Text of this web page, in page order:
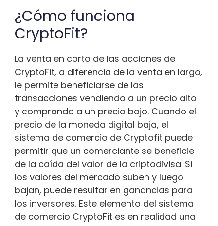
¿Cómo funciona
CryptoFit?
La venta en corto de las acciones de
CryptoFit, a diferencia de la venta en largo,
le permite beneficiarse de las
transacciones vendiendo a un precio alto
y comprando a un precio bajo. Cuando el
precio de la moneda digital baja, el
sistema de comercio de Cryptofit puede
permitir que un comerciante se beneficie
de la caída del valor de la criptodivisa. Si
los valores del mercado suben y luego
bajan, puede resultar en ganancias para
los inversores. Este elemento del sistema
de comercio CryptoFit es en realidad una